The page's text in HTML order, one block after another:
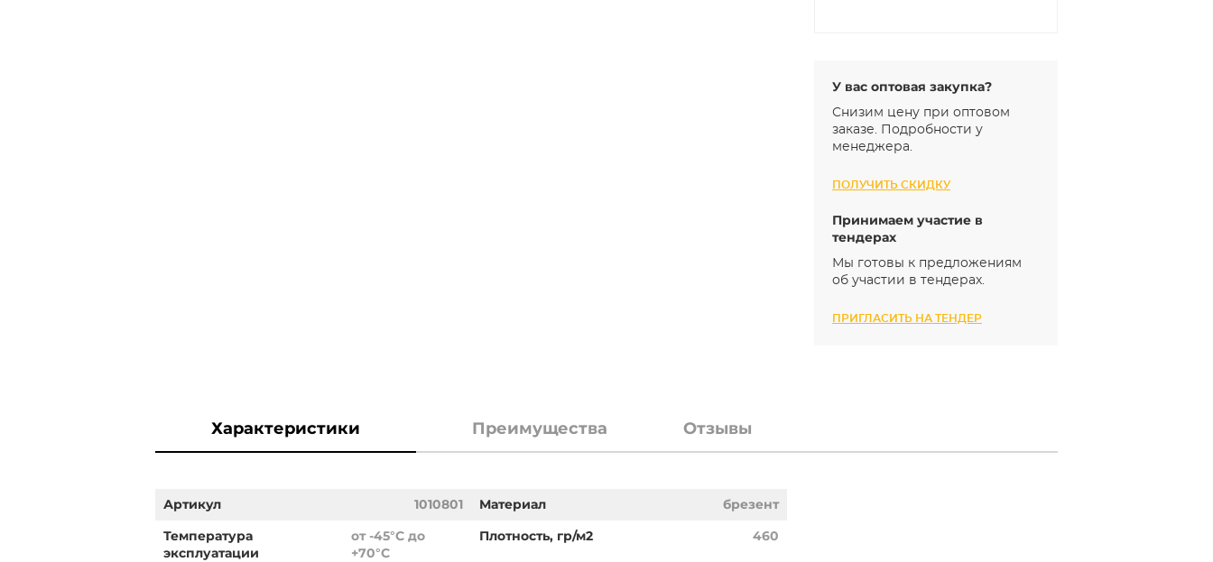
У вас оптовая закупка?
Снизим цену при оптовом
заказе. Подробности у
менеджера.
ПОЛУЧИТЬ СКИДКУ
Принимаем участие в
тендерах
Мы готовы к предложениям
об участии в тендерах.
ПРИГЛАСИТЬ НА ТЕНДЕР
Характеристики Преимущества Отзывы
Артикул 1010801 Материал
брезент
Температура
эксплуатации
от -45°С до
+70°С
Плотность, гр/м2 460